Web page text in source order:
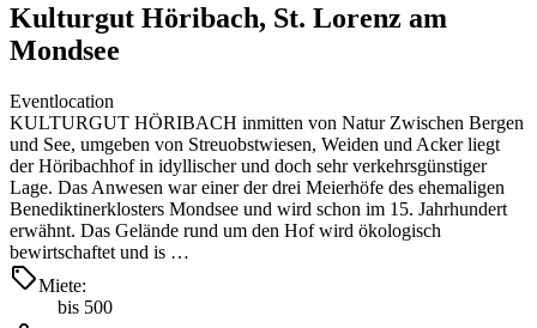
Kulturgut Höribach, St. Lorenz am
Mondsee
Eventlocation
KULTURGUT HÖRIBACH inmitten von Natur Zwischen Bergen
und See, umgeben von Streuobstwiesen, Weiden und Acker liegt
der Höribachhof in idyllischer und doch sehr verkehrsgünstiger
Lage. Das Anwesen war einer der drei Meierhöfe des ehemaligen
Benediktinerklosters Mondsee und wird schon im 15. Jahrhundert
erwähnt. Das Gelände rund um den Hof wird ökologisch
bewirtschaftet und is …
Miete:
bis 500